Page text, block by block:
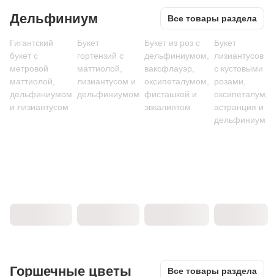
Дельфиниум Все товары раздела
Гигантский
букет с
метровой
маттиолой,
дельфиниумом
и лизиантусом
Букет
гортензий с
маттиолой,
лизиантусом и
дельфиниумом
Букет из роз с
дельфиниумом,
ваксфлауэр,
оксипеталумом,
фисташкой и
эвкалиптом
Букет
лизиантусов
с кустовыми
розами,
оксипеталум,
астранция и
дельфиниум
Горшечные цветы Все товары раздела